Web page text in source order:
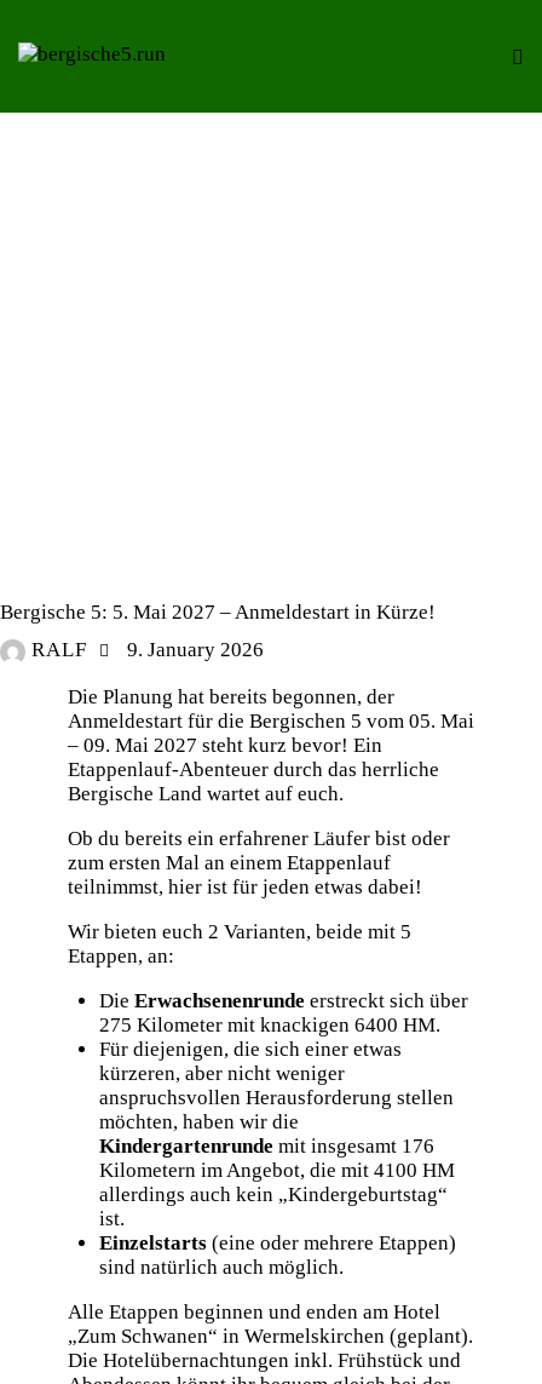
Bergische 5: 5. Mai 2027 – Anmeldestart in Kürze!
RALF
9. January 2026
Die Planung hat bereits begonnen, der
Anmeldestart für die Bergischen 5 vom 05. Mai
– 09. Mai 2027 steht kurz bevor! Ein
Etappenlauf-Abenteuer durch das herrliche
Bergische Land wartet auf euch.
Ob du bereits ein erfahrener Läufer bist oder
zum ersten Mal an einem Etappenlauf
teilnimmst, hier ist für jeden etwas dabei!
Wir bieten euch 2 Varianten, beide mit 5
Etappen, an:
Die Erwachsenenrunde erstreckt sich über
275 Kilometer mit knackigen 6400 HM.
Für diejenigen, die sich einer etwas
kürzeren, aber nicht weniger
anspruchsvollen Herausforderung stellen
möchten, haben wir die
Kindergartenrunde mit insgesamt 176
Kilometern im Angebot, die mit 4100 HM
allerdings auch kein „Kindergeburtstag“
ist.
Einzelstarts(eine oder mehrere Etappen)
sind natürlich auch möglich.
Alle Etappen beginnen und enden am Hotel
„Zum Schwanen“ in Wermelskirchen (geplant).
Die Hotelübernachtungen inkl. Frühstück und